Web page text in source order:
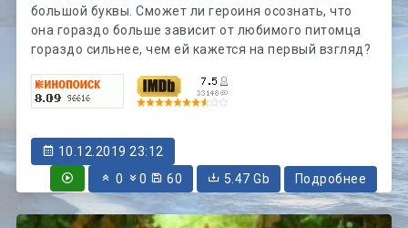
большой буквы. Сможет ли героиня осознать, что
она гораздо больше зависит от любимого питомца
гораздо сильнее, чем ей кажется на первый взгляд?
10.12.2019 23:12
0
0 60 5.47 Gb Подробнее